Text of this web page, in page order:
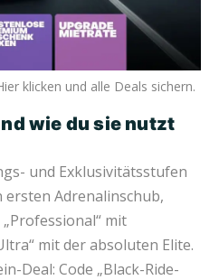
klicken und alle Deals sichern.
wie du sie nutzt
und Exklusivitätsstufen
Adrenalinschub,
mit
mit der absoluten Elite.
Deal: Code „Black-Ride-